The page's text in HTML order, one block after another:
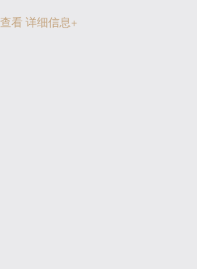
查看 详细信息+